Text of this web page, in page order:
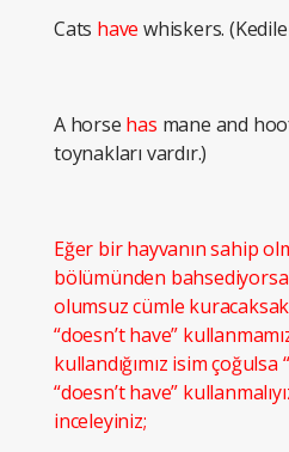
Cats have whiskers.
A horse has mane and
toynakları vardır.)
Eğer bir hayvanın sahip
bölümünden
olumsuz cümle kuracaksak
“doesn’t have”
kullandığımız isim çoğulsa
“doesn’t have”
inceleyiniz;